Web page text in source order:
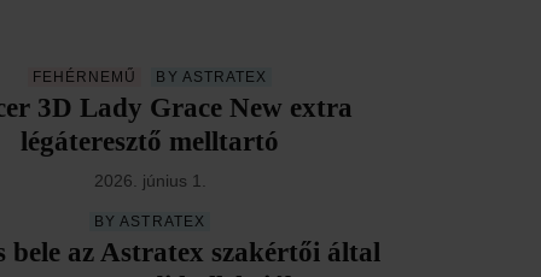
FEHÉRNEMŰ BY ASTRATEX
3D Lady Grace New extra
légáteresztő melltartó
2026. június 1.
BY ASTRATEX
bele az Astratex szakértői által